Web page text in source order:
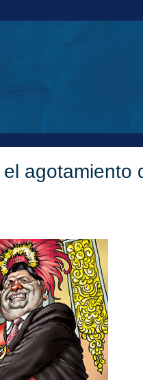
agotamiento